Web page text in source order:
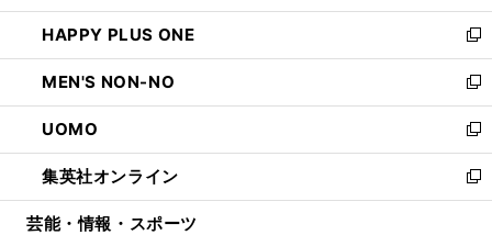
開
く
ウ
で
開
く
ン
ド
ウ
で
開
く
ウ
ィ
ン
ド
ウ
で
開
く
し
い
ウ
ィ
ン
ド
ウ
で
開
HAPPY PLUS ONE
新
し
い
ウ
ィ
ン
ド
ウ
MEN'S NON-NO
新
し
い
ウ
ィ
ン
UOMO
新
し
い
ウ
集英社オンライン
新
し
芸能・情報・スポーツ